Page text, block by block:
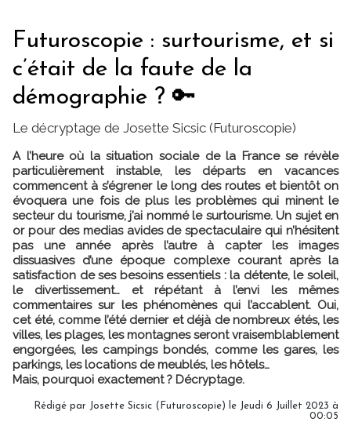
Futuroscopie : surtourisme, et si
c’était de la faute de la
démographie ? 🔑
Le décryptage de Josette Sicsic (Futuroscopie)
A l’heure où la situation sociale de la France se révèle
particulièrement instable, les départs en vacances
commencent à s’égrener le long des routes et bientôt on
évoquera une fois de plus les problèmes qui minent le
secteur du tourisme, j’ai nommé le surtourisme. Un sujet en
or pour des medias avides de spectaculaire qui n’hésitent
pas une année après l’autre à capter les images
dissuasives d’une époque complexe courant après la
satisfaction de ses besoins essentiels : la détente, le soleil,
le divertissement… et répétant à l’envi les mêmes
commentaires sur les phénomènes qui l’accablent. Oui,
cet été, comme l’été dernier et déjà de nombreux étés, les
villes, les plages, les montagnes seront vraisemblablement
engorgées, les campings bondés, comme les gares, les
parkings, les locations de meublés, les hôtels…
Mais, pourquoi exactement ? Décryptage.
Rédigé par Josette Sicsic (Futuroscopie) le Jeudi 6 Juillet 2023 à
00:05